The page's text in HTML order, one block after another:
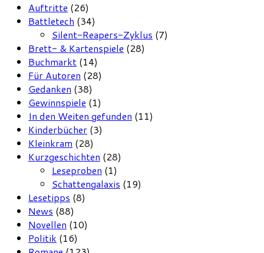
Auftritte (26)
Battletech (34)
Silent-Reapers-Zyklus (7)
Brett- & Kartenspiele (28)
Buchmarkt (14)
Für Autoren (28)
Gedanken (38)
Gewinnspiele (1)
In den Weiten gefunden (11)
Kinderbücher (3)
Kleinkram (28)
Kurzgeschichten (28)
Leseproben (1)
Schattengalaxis (19)
Lesetipps (8)
News (88)
Novellen (10)
Politik (16)